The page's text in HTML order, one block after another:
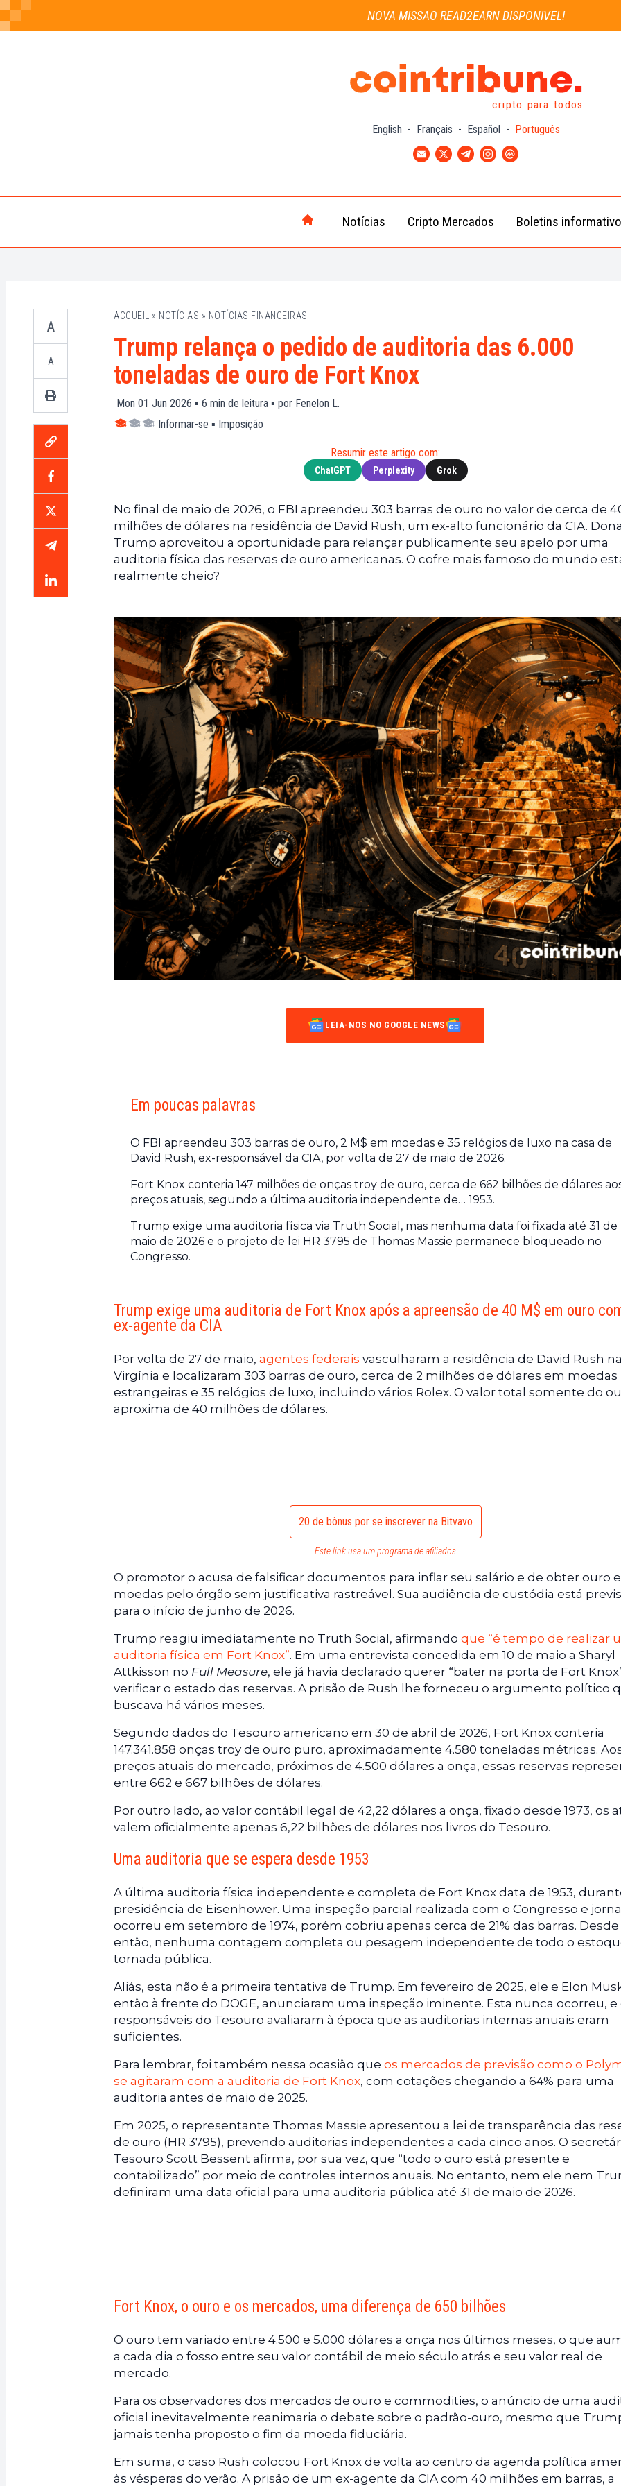
NOVA MISSÃO READ2EARN DISPONÍVEL!
cripto para todos
English - Français - Español - Português
Notícias
Notícias
Cripto
Notícias
Web3
Cripto Mercados
(BTC)
XRP
(XRP)
Boletins
A
A
ACCUEIL » NOTÍCIAS » NOTÍCIAS FINANCEIRAS
Trump relança o pedido de auditoria das 6.000
toneladas de ouro de Fort Knox
Mon 01 Jun 2026 ▪ 6 min de leitura ▪ por Fenelon L.
Informar-se ▪ Imposição
Resumir este artigo com:
ChatGPT Perplexity Grok
No final de maio de 2026, o FBI apreendeu 303 barras de ouro no valor de cerca de
milhões de dólares na residência de David Rush, um ex-alto funcionário da CIA.
Trump aproveitou a oportunidade para relançar publicamente seu apelo por uma
auditoria física das reservas de ouro americanas. O cofre mais famoso do mundo
realmente cheio?
LEIA-NOS NO GOOGLE NEWS
Em poucas palavras
O FBI apreendeu 303 barras de ouro, 2 M$ em moedas e 35 relógios de luxo na casa de
David Rush, ex-responsável da CIA, por volta de 27 de maio de 2026.
Fort Knox conteria 147 milhões de onças troy de ouro, cerca de 662 bilhões de dólares
preços atuais, segundo a última auditoria independente de… 1953.
Trump exige uma auditoria física via Truth Social, mas nenhuma data foi fixada até 31 de
maio de 2026 e o projeto de lei HR 3795 de Thomas Massie permanece bloqueado no
Congresso.
Trump exige uma auditoria de Fort Knox após a apreensão de 40 M$ em ouro
ex-agente da CIA
Por volta de 27 de maio, agentes federais vasculharam a residência de David Rush na
Virgínia e localizaram 303 barras de ouro, cerca de 2 milhões de dólares em moedas
estrangeiras e 35 relógios de luxo, incluindo vários Rolex. O valor total somente do
aproxima de 40 milhões de dólares.
20 de bônus por se inscrever na Bitvavo
Este link usa um programa de afiliados
O promotor o acusa de falsificar documentos para inflar seu salário e de obter ouro e
moedas pelo órgão sem justificativa rastreável. Sua audiência de custódia está
para o início de junho de 2026.
Trump reagiu imediatamente no Truth Social, afirmando que “é tempo de realizar
auditoria física em Fort Knox”. Em uma entrevista concedida em 10 de maio a Sharyl
Attkisson no Full Measure, ele já havia declarado querer “bater na porta de Fort
verificar o estado das reservas. A prisão de Rush lhe forneceu o argumento político
buscava há vários meses.
Segundo dados do Tesouro americano em 30 de abril de 2026, Fort Knox conteria
147.341.858 onças troy de ouro puro, aproximadamente 4.580 toneladas métricas.
preços atuais do mercado, próximos de 4.500 dólares a onça, essas reservas
entre 662 e 667 bilhões de dólares.
Por outro lado, ao valor contábil legal de 42,22 dólares a onça, fixado desde 1973, os
valem oficialmente apenas 6,22 bilhões de dólares nos livros do Tesouro.
Uma auditoria que se espera desde 1953
A última auditoria física independente e completa de Fort Knox data de 1953,
presidência de Eisenhower. Uma inspeção parcial realizada com o Congresso e
ocorreu em setembro de 1974, porém cobriu apenas cerca de 21% das barras. Desde
então, nenhuma contagem completa ou pesagem independente de todo o
tornada pública.
Aliás, esta não é a primeira tentativa de Trump. Em fevereiro de 2025, ele e Elon
então à frente do DOGE, anunciaram uma inspeção iminente. Esta nunca ocorreu, e
responsáveis do Tesouro avaliaram à época que as auditorias internas anuais eram
suficientes.
Para lembrar, foi também nessa ocasião que os mercados de previsão como o
se agitaram com a auditoria de Fort Knox, com cotações chegando a 64% para uma
auditoria antes de maio de 2025.
Em 2025, o representante Thomas Massie apresentou a lei de transparência das
de ouro (HR 3795), prevendo auditorias independentes a cada cinco anos. O
Tesouro Scott Bessent afirma, por sua vez, que “todo o ouro está presente e
contabilizado” por meio de controles internos anuais. No entanto, nem ele nem
definiram uma data oficial para uma auditoria pública até 31 de maio de 2026.
Fort Knox, o ouro e os mercados, uma diferença de 650 bilhões
O ouro tem variado entre 4.500 e 5.000 dólares a onça nos últimos meses, o que
a cada dia o fosso entre seu valor contábil de meio século atrás e seu valor real de
mercado.
Para os observadores dos mercados de ouro e commodities, o anúncio de uma
oficial inevitavelmente reanimaria o debate sobre o padrão-ouro, mesmo que
jamais tenha proposto o fim da moeda fiduciária.
Em suma, o caso Rush colocou Fort Knox de volta ao centro da agenda política
às vésperas do verão. A prisão de um ex-agente da CIA com 40 milhões em barras, a